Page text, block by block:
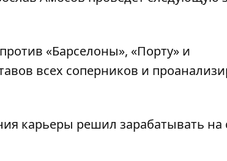
«Барселоны», «Порту» и
всех соперников и
карьеры решил зарабатывать на